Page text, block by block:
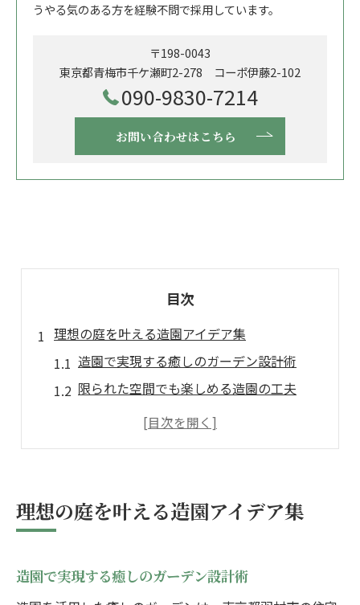
うやる気のある方を経験不問で採用しています。
〒198-0043
東京都青梅市千ケ瀬町2-278 コーポ伊藤2-102
090-9830-7214
お問い合わせはこちら
目次
理想の庭を叶える造園アイデア集
造園で実現する癒しのガーデン設計術
限られた空間でも楽しめる造園の工夫
造園を活かした個性あふれる庭作り事例
羽村市の暮らしに馴染む造園デザイン
造園で日常を豊かにするデザインの考え方
家族のライフスタイル別造園デザイン提案
理想の庭を叶える造園アイデア集
造園で実現する癒しのガーデン設計術